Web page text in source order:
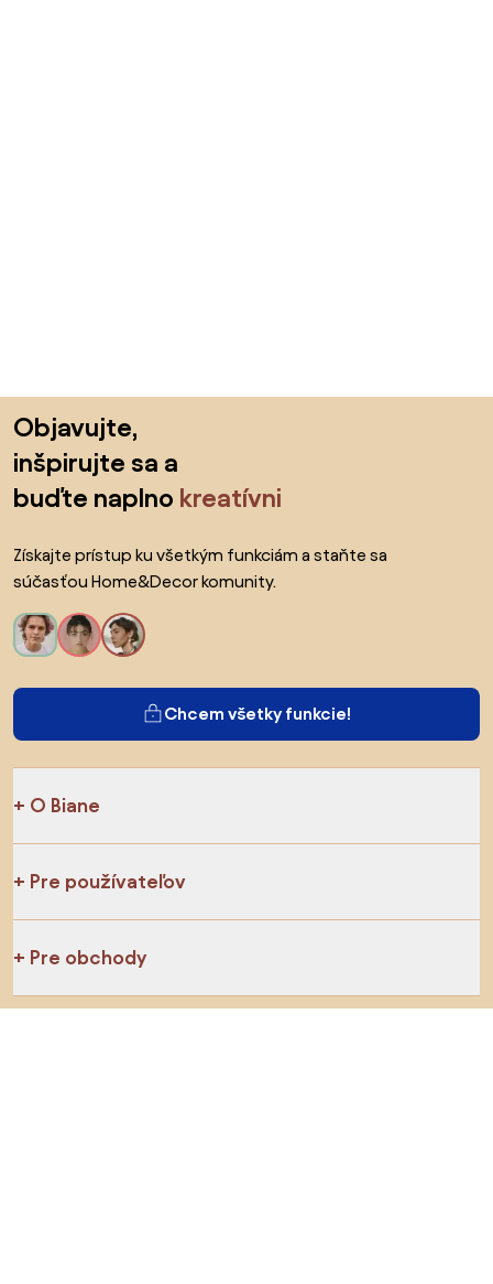
Objavujte,
inšpirujte sa a
buďte naplno kreatívni
Získajte prístup ku všetkým funkciám a staňte sa
súčasťou Home&Decor komunity.
Chcem všetky funkcie!
O Biane
Pre používateľov
Pre obchody